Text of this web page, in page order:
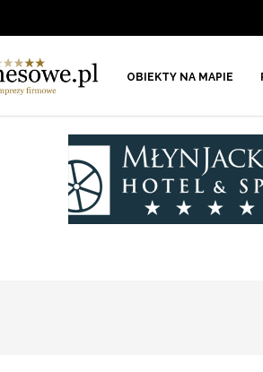
OBIEKTY NA MAPIE